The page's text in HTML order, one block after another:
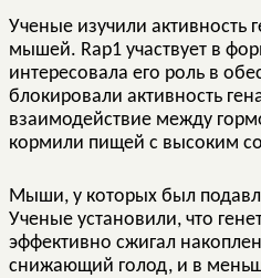
Ученые изучили активность
мышей. Rap1 участвует в
интересовала его роль в
блокировали активность
взаимодействие между
кормили пищей с высоким
Мыши, у которых был
Ученые установили, что
эффективно сжигал
снижающий голод, и в